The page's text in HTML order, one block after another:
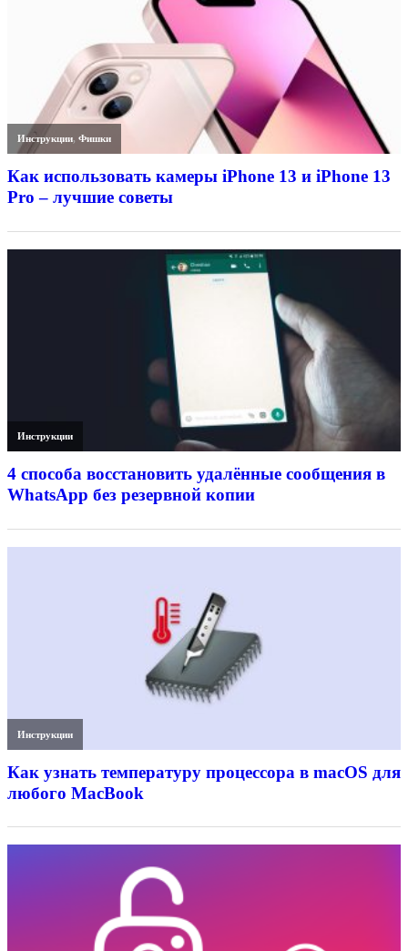
Инструкции,Фишки
Как использовать камеры iPhone 13 и iPhone 13
Pro – лучшие советы
Инструкции
4 способа восстановить удалённые сообщения в
WhatsApp без резервной копии
Инструкции
Как узнать температуру процессора в macOS для
любого MacBook